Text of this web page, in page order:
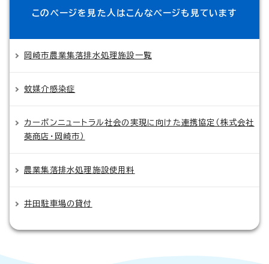
このページを見た人はこんなページも見ています
岡崎市農業集落排水処理施設一覧
蚊媒介感染症
カーボンニュートラル社会の実現に向けた連携協定（株式会社
葵商店・岡崎市）
農業集落排水処理施設使用料
井田駐車場の貸付